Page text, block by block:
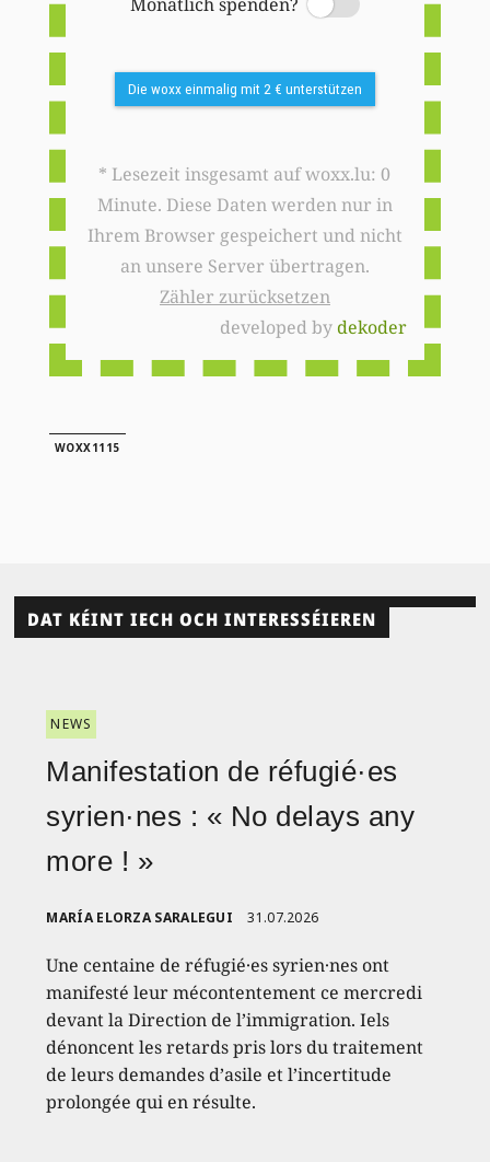
Switch
Die woxx einmalig mit 2 € unterstützen
* Lesezeit insgesamt auf woxx.lu: 0
Minute. Diese Daten werden nur in
Ihrem Browser gespeichert und nicht
an unsere Server übertragen.
Zähler zurücksetzen
developed bydekoder
WOXX1115
DAT KÉINT IECH OCH INTERESSÉIEREN
NEWS
Manifestation de réfugié·es
syrien·nes : « No delays any
more ! »
MARÍA ELORZA SARALEGUI 31.07.2026
Une centaine de réfugié·es syrien·nes ont
manifesté leur mécontentement ce mercredi
devant la Direction de l’immigration. Iels
dénoncent les retards pris lors du traitement
de leurs demandes d’asile et l’incertitude
prolongée qui en résulte.